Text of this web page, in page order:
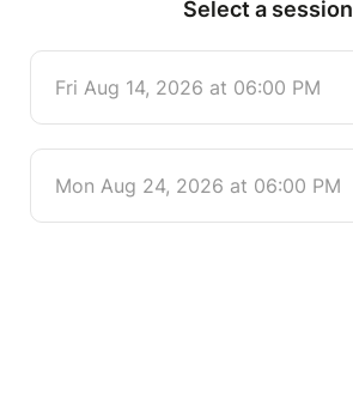
Select a session
Fri Aug 14, 2026 at 06:00 PM
Mon Aug 24, 2026 at 06:00 PM